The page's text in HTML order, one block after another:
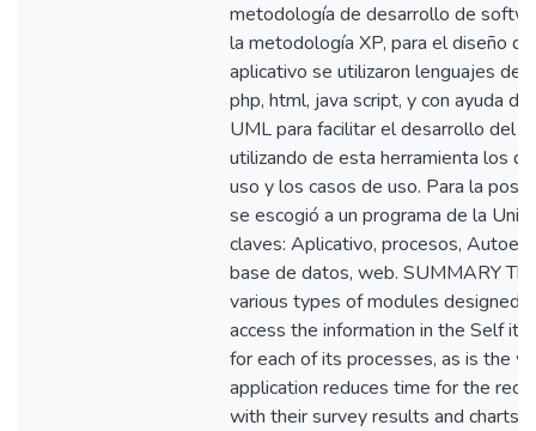
metodología de desarrollo de
la metodología XP, para el diseño
aplicativo se utilizaron lenguajes de
php, html, java script, y con ayuda
UML para facilitar el desarrollo del
utilizando de esta herramienta los
uso y los casos de uso. Para la
se escogió a un programa de la
claves: Aplicativo, procesos,
base de datos, web. SUMMARY
various types of modules designed
access the information in the Self
for each of its processes, as is the
application reduces time for the
with their survey results and charts,